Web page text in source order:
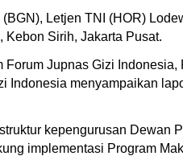
Letjen TNI (HOR)
Sirih, Jakarta Pusat.
Jupnas Gizi
Indonesia menyampaikan
kepengurusan Dewan
implementasi Program